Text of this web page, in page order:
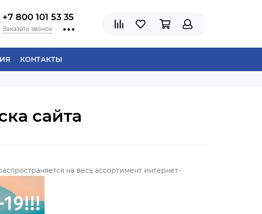
+7 800 101 53 35
Заказать звонок
КОНТАКТЫ
сайта
на весь ассортимент интернет-